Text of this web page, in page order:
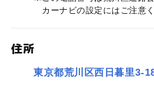
カーナビの設定にはご注意く
住所
東京都荒川区西日暮里3-